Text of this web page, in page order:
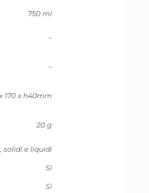
750 ml
–
–
170 x h40mm
20 g
solidi e liquidi
Si
Sì